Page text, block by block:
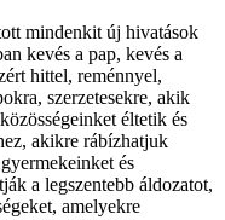
mindenkit új hivatások
kevés a pap, kevés a
hittel, reménnyel,
szerzetesekre, akik
éltetik és
akikre rábízhatjuk
és
a legszentebb áldozatot,
amelyekre